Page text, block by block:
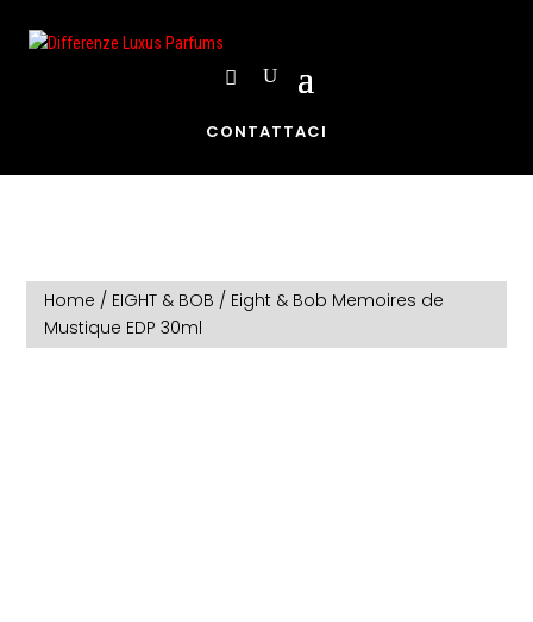
CONTATTACI
Home / EIGHT & BOB / Eight & Bob Memoires de
Mustique EDP 30ml